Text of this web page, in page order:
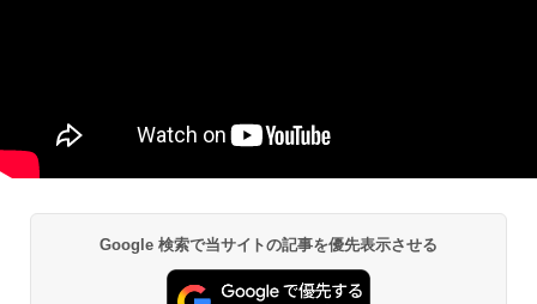
Google 検索で当サイトの記事を優先表示させる